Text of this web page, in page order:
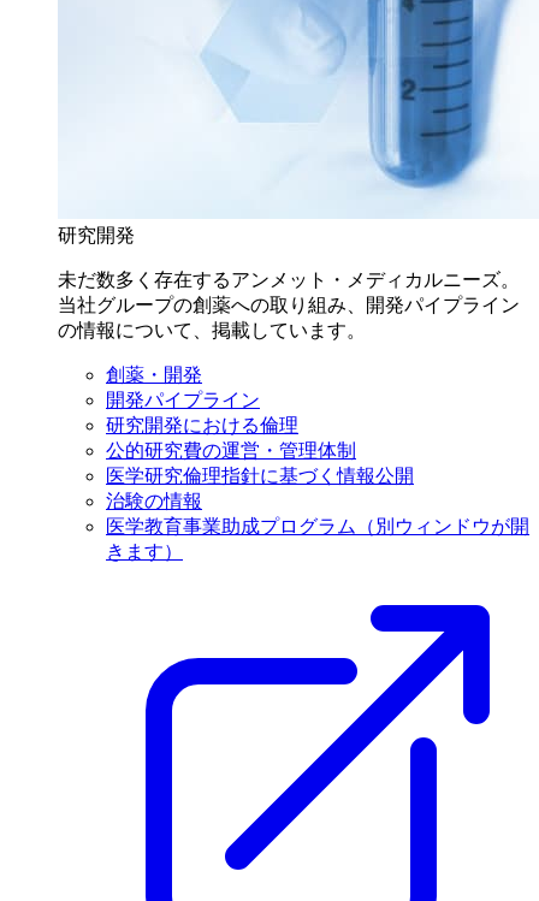
研究開発
未だ数多く存在するアンメット・メディカルニーズ。
当社グループの創薬への取り組み、開発パイプライン
の情報について、掲載しています。
創薬・開発
開発パイプライン
研究開発における倫理
公的研究費の運営・管理体制
医学研究倫理指針に基づく情報公開
治験の情報
医学教育事業助成プログラム
（別ウィンドウが開
きます）